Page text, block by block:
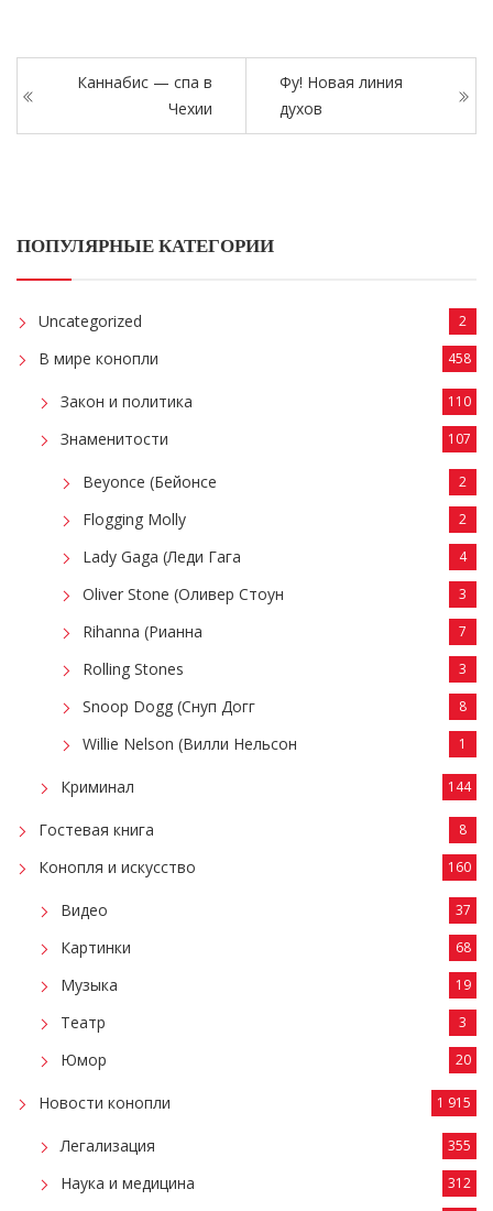
Каннабис — спа в
Чехии
Фу! Новая линия
духов
ПОПУЛЯРНЫЕ КАТЕГОРИИ
Uncategorized 2
В мире конопли 458
Закон и политика 110
Знаменитости 107
Beyonce (Бейонсе 2
Flogging Molly 2
Lady Gaga (Леди Гага 4
Oliver Stone (Оливер Стоун 3
Rihanna (Рианна 7
Rolling Stones 3
Snoop Dogg (Снуп Догг 8
Willie Nelson (Вилли Нельсон 1
Криминал 144
Гостевая книга 8
Конопля и искусство 160
Видео 37
Картинки 68
Музыка 19
Театр 3
Юмор 20
Новости конопли 1 915
Легализация 355
Наука и медицина 312